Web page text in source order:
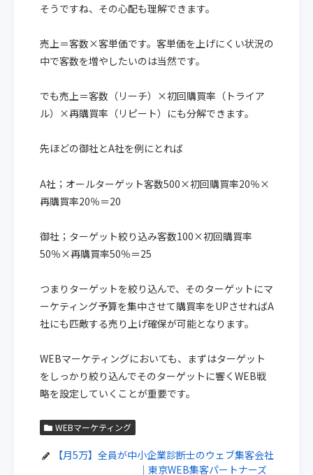
そうですね、その心配も理解できます。
売上＝客数×客単価です。客単価を上げにくい状況の
中で客数を増やしたいのは当然です。
でも売上＝客数（リーチ）×初回購買率（トライア
ル）×再購買率（リピート）にも分解できます。
先ほどの御社とA社を例にとれば
A社；オールターゲット客数500×初回購買率20％×
再購買率20％＝20
御社；ターゲット絞り込み客数100×初回購買率
50％×再購買率50％＝25
つまりターゲットを絞り込んで、そのターゲットにマ
ーケティング予算を集中させて購買率をUPさせればA
社にも匹敵する売り上げ確保が可能となります。
WEBマーケティングにおいても、まずはターゲット
をしっかり絞り込んでそのターゲットに響くWEB戦
略を設定していくことが重要です。
WEBマーケティング
【月5万】全員が中小企業診断士のウェブ集客会社
｜東京WEB集客パートナーズ